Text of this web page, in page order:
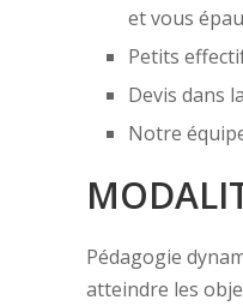
et vous
Petits
Devis dans
Notre
Pédagogie
atteindre les